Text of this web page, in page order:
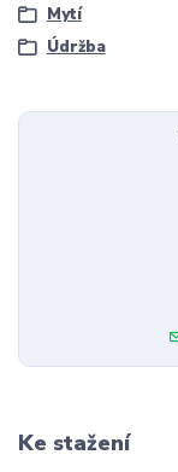
Mytí
Údržba
Ke stažení